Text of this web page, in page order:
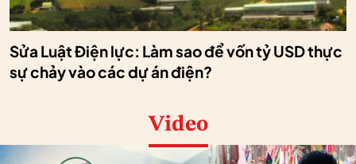
Sửa Luật Điện lực: Làm sao để vốn tỷ USD thực
sự chảy vào các dự án điện?
Video